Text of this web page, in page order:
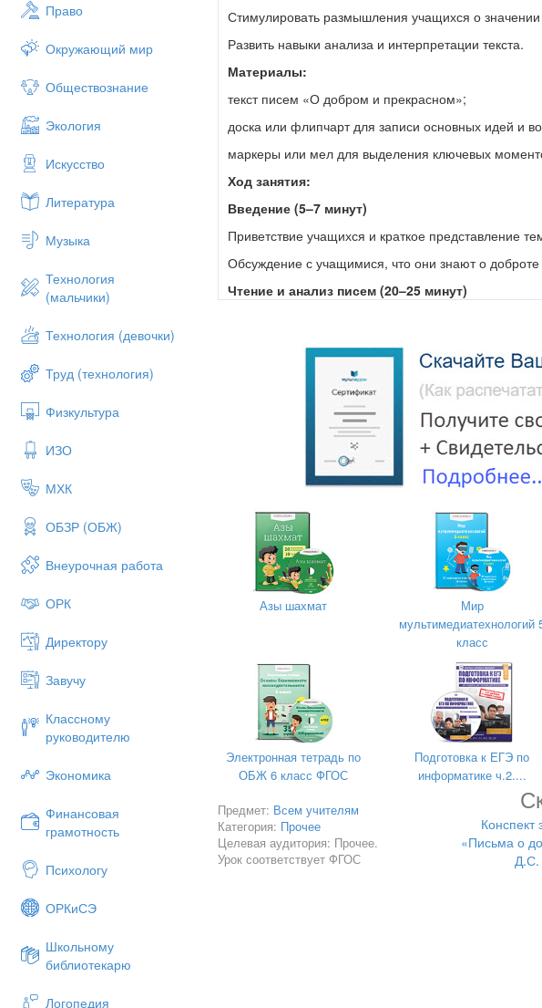
Право
Окружающий мир
Обществознание
Экология
Искусство
Литература
Музыка
Технология
(мальчики)
Технология (девочки)
Труд (технология)
Физкультура
ИЗО
МХК
ОБЗР (ОБЖ)
Внеурочная работа
ОРК
Директору
Завучу
Классному
руководителю
Экономика
Финансовая
грамотность
Психологу
ОРКиСЭ
Школьному
библиотекарю
Логопедия
Стимулировать размышления учащихся о
Развить навыки анализа и интерпретации текста.
Материалы:
текст писем «О добром и прекрасном»;
доска или флипчарт для записи основных идей и
маркеры или мел для выделения ключевых
Ход занятия:
Введение (5–7 минут)
Приветствие учащихся и краткое представление
Обсуждение с учащимися, что они знают о
Чтение и анализ писем (20–25 минут)
Обсуждение основных идей и ценностей,
Вопросы для обсуждения:
Какие мысли и идеи вам особенно понравились?
Как вы думаете, почему автор пишет об этих
Какие примеры из жизни можно привести, чтобы
Групповая работа (15–20 минут)
Разделение учащихся на группы по 3–4 человека.
Каждая группа получает задание обсудить одно
Группы представляют свои выводы перед классом.
Обсуждение и рефлексия (10–15 минут)
Обсуждение выводов, сделанных группами.
Какие общие идеи и ценности можно выделить из
Как эти идеи и ценности могут повлиять на нашу
Что мы можем сделать, чтобы стать добрее и лучше?
Заключение (5 минут)
Подведение итогов занятия.
Выражение благодарности за активное участие и
Поощрение учащихся к дальнейшему чтению и
Дополнительные задания:
Азы шахмат
Мир
мультимедиатехнологий
класс
Электронная тетрадь по
ОБЖ 6 класс ФГОС
Подготовка к ЕГЭ по
информатике ч.2....
Предмет: Всем учителям
Категория: Прочее
Целевая аудитория: Прочее.
Урок соответствует ФГОС
Конспект
«Письма о
Д.С.